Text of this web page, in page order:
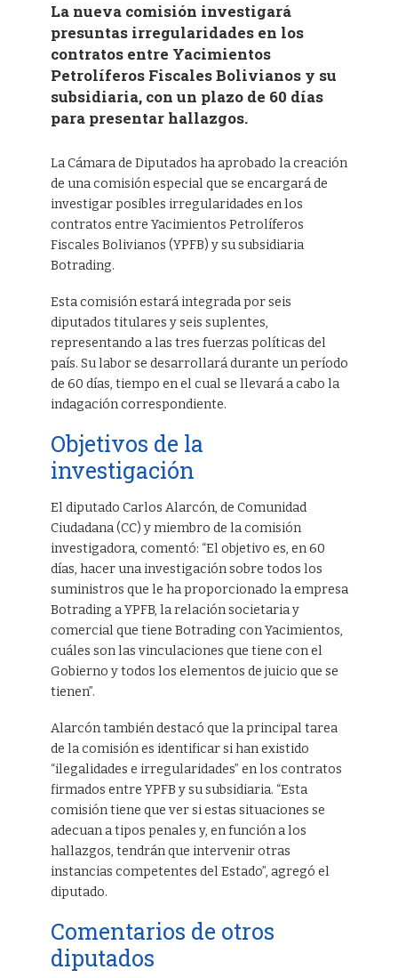
La nueva comisión investigará
presuntas irregularidades en los
contratos entre Yacimientos
Petrolíferos Fiscales Bolivianos y su
subsidiaria, con un plazo de 60 días
para presentar hallazgos.
La Cámara de Diputados ha aprobado la creación
de una comisión especial que se encargará de
investigar posibles irregularidades en los
contratos entre Yacimientos Petrolíferos
Fiscales Bolivianos (YPFB) y su subsidiaria
Botrading.
Esta comisión estará integrada por seis
diputados titulares y seis suplentes,
representando a las tres fuerzas políticas del
país. Su labor se desarrollará durante un período
de 60 días, tiempo en el cual se llevará a cabo la
indagación correspondiente.
Objetivos de la
investigación
El diputado Carlos Alarcón, de Comunidad
Ciudadana (CC) y miembro de la comisión
investigadora, comentó: “El objetivo es, en 60
días, hacer una investigación sobre todos los
suministros que le ha proporcionado la empresa
Botrading a YPFB, la relación societaria y
comercial que tiene Botrading con Yacimientos,
cuáles son las vinculaciones que tiene con el
Gobierno y todos los elementos de juicio que se
tienen”.
Alarcón también destacó que la principal tarea
de la comisión es identificar si han existido
“ilegalidades e irregularidades” en los contratos
firmados entre YPFB y su subsidiaria. “Esta
comisión tiene que ver si estas situaciones se
adecuan a tipos penales y, en función a los
hallazgos, tendrán que intervenir otras
instancias competentes del Estado”, agregó el
diputado.
Comentarios de otros
diputados